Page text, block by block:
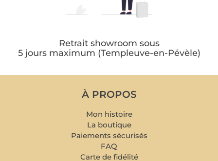
Retrait showroom sous
5 jours maximum (Templeuve-en-Pévèle)
À PROPOS
Mon histoire
La boutique
Paiements sécurisés
FAQ
Carte de fidélité